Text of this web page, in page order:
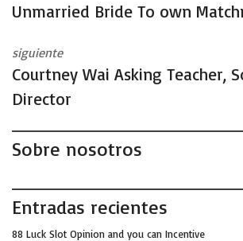
Unmarried Bride To own
siguiente
Courtney Wai Asking Teacher,
Director
Sobre nosotros
Entradas recientes
88 Luck Slot Opinion and you can Incentive